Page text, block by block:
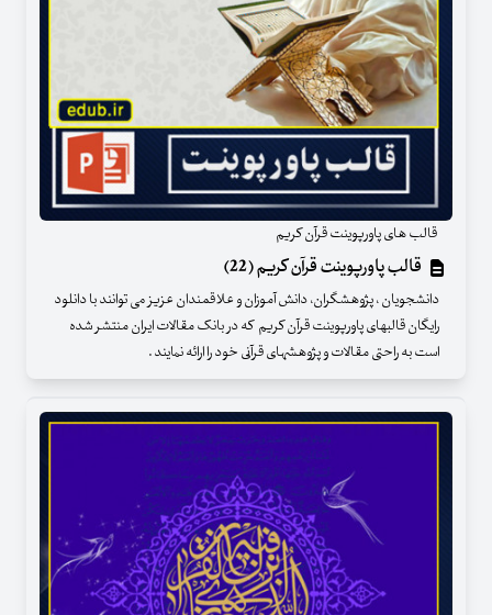
قالب های پاورپوینت قرآن کریم
قالب پاورپوینت قرآن کریم (22)
دانشجویان ، پژوهشگران، دانش آموزان و علاقمندان عزیز می توانند با دانلود
رایگان قالبهای پاورپوینت قرآن کریم که در بانک مقالات ایران منتشر شده
است به راحتی مقالات و پژوهشهای قرآنی خود را ارائه نمایند .